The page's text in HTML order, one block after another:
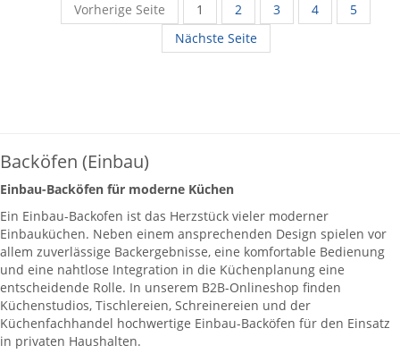
Vorherige Seite 1 2 3 4
5
Nächste Seite
Backöfen (Einbau)
Einbau-Backöfen für moderne Küchen
Ein Einbau-Backofen ist das Herzstück vieler moderner
Einbauküchen. Neben einem ansprechenden Design spielen vor
allem zuverlässige Backergebnisse, eine komfortable Bedienung
und eine nahtlose Integration in die Küchenplanung eine
entscheidende Rolle. In unserem B2B-Onlineshop finden
Küchenstudios, Tischlereien, Schreinereien und der
Küchenfachhandel hochwertige Einbau-Backöfen für den Einsatz
in privaten Haushalten.